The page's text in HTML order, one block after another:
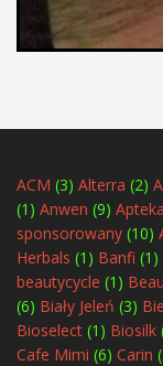
ACM (3) Alterra (2)
(1) Anwen (9)
sponsorowany (10)
Herbals (1) Banfi (1)
beautycycle (1)
(6) Biały Jeleń (3)
Bioselect (1) Biosilk
Cafe Mimi (6) Carin